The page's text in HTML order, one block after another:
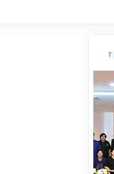
7